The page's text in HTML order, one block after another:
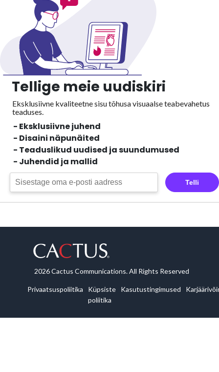
Tellige meie uudiskiri
Eksklusiivne kvaliteetne sisu tõhusa visuaalseteabevahetus
teaduses.
- Eksklusiivne juhend
- Disaini näpunäited
- Teaduslikud uudised ja suundumused
- Juhendid ja mallid
Telli
2026 Cactus Communications. All Rights Reserved
Privaatsuspoliitika
Küpsiste
poliitika
Kasutustingimused